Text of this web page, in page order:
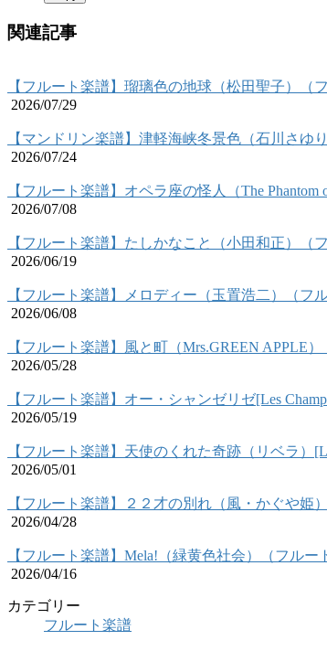
関連記事
【フルート楽譜】瑠璃色の地球（松田聖子）（
2026/07/29
【マンドリン楽譜】津軽海峡冬景色（石川さゆ
2026/07/24
【フルート楽譜】オペラ座の怪人（The Phantom
2026/07/08
【フルート楽譜】たしかなこと（小田和正）（
2026/06/19
【フルート楽譜】メロディー（玉置浩二）（フ
2026/06/08
【フルート楽譜】風と町（Mrs.GREEN APPLE
2026/05/28
【フルート楽譜】オー・シャンゼリゼ[Les
2026/05/19
【フルート楽譜】天使のくれた奇跡（リベラ）
2026/05/01
【フルート楽譜】２２才の別れ（風・かぐや姫
2026/04/28
【フルート楽譜】Mela!（緑黄色社会）（フルー
2026/04/16
カテゴリー
フルート楽譜